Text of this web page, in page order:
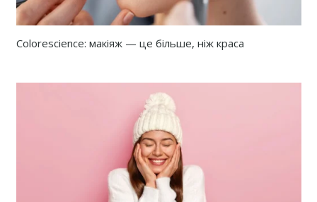
Colorescience: макіяж — це більше, ніж краса